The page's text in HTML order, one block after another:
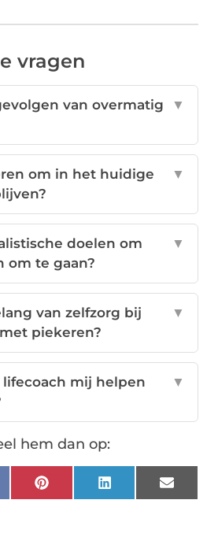
vragen
van overmatig
▼
om in het huidige
▼
doelen om
om te gaan?
▼
van zelfzorg bij
piekeren?
▼
lifecoach mij helpen
▼
hem dan op:
PinterestLinkedInEmail